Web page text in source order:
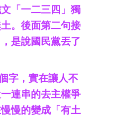
「一二三四」獨
。後面第二句接
是說國民黨丟了
字，實在讓人不
連串的去主權爭
慢的變成「有土